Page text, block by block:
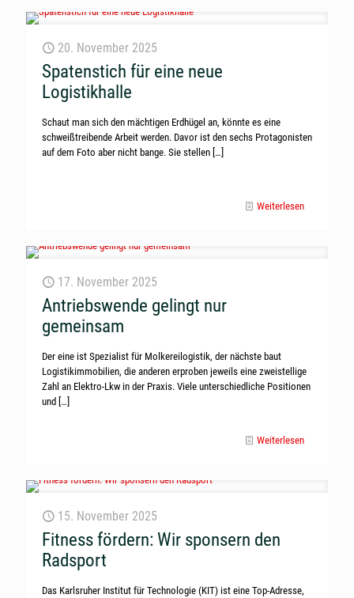
20. November 2025
Spatenstich für eine neue
Logistikhalle
Schaut man sich den mächtigen Erdhügel an, könnte es eine
schweißtreibende Arbeit werden. Davor ist den sechs Protagonisten
auf dem Foto aber nicht bange. Sie stellen […]
Weiterlesen
17. November 2025
Antriebswende gelingt nur
gemeinsam
Der eine ist Spezialist für Molkereilogistik, der nächste baut
Logistikimmobilien, die anderen erproben jeweils eine zweistellige
Zahl an Elektro-Lkw in der Praxis. Viele unterschiedliche Positionen
und […]
Weiterlesen
15. November 2025
Fitness fördern: Wir sponsern den
Radsport
Das Karlsruher Institut für Technologie (KIT) ist eine Top-Adresse,